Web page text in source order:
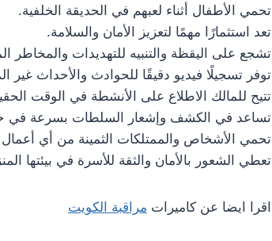
تحمي الأطفال أثناء لعبهم في الحديقة الخلفية.
تعد استثمارًا مهمًا لتعزيز الأمان والسلامة.
تشجع على اليقظة والتنبيه للتهديدات والمخاطر
توفر تسجيلًا فيديو دقيقًا للحوادث والأحداث غير
تتيح للمالك الاطلاع على الأنشطة في الوقت
تساعد في الكشف وإشعار السلطات بسرعة في
تحمي الأشخاص والممتلكات الثمينة من أي
تعطي الشعور بالأمان والثقة للأسرة في بيئتها
اقرا ايضا عن كاميرات مراقبة الكويت